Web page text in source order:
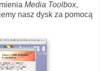
Media Toolbox,
nasz dysk za pomocą